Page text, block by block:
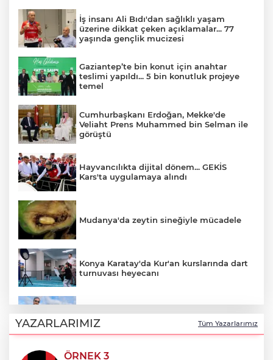
İş insanı Ali Bıdı'dan sağlıklı yaşam
üzerine dikkat çeken açıklamalar... 77
yaşında gençlik mucizesi
Gaziantep’te bin konut için anahtar
teslimi yapıldı... 5 bin konutluk projeye
temel
Cumhurbaşkanı Erdoğan, Mekke'de
Veliaht Prens Muhammed bin Selman ile
görüştü
Hayvancılıkta dijital dönem... GEKİS
Kars'ta uygulamaya alındı
Mudanya'da zeytin sineğiyle mücadele
Konya Karatay'da Kur'an kurslarında dart
turnuvası heyecanı
Kask tercih değil, zorunluluktur
YAZARLARIMIZ Tüm Yazarlarımız
ÖRNEK 3